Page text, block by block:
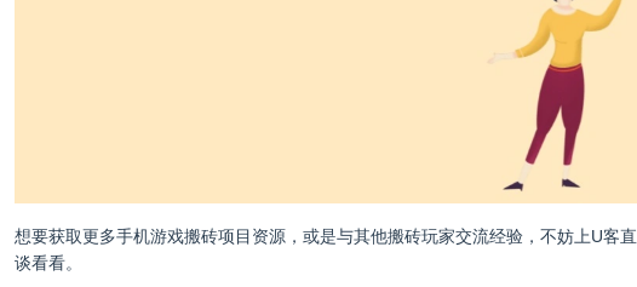
想要获取更多手机游戏搬砖项目资源，或是与其他搬砖玩家交流经验，不妨上U客直
谈看看。